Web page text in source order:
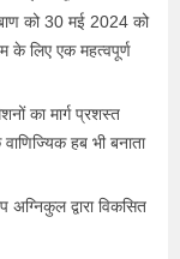
को 30 मई 2024 को
के लिए एक महत्वपूर्ण
का मार्ग प्रशस्त
हब भी बनाता
द्वारा विकसित